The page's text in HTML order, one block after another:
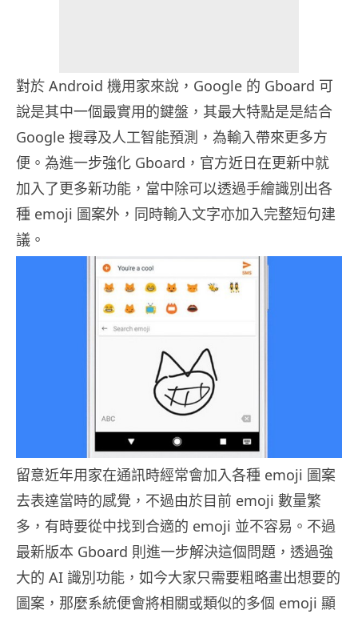
對於 Android 機用家來說，Google 的 Gboard 可
說是其中一個最實用的鍵盤，其最大特點是是結合
Google 搜尋及人工智能預測，為輸入帶來更多方
便。為進一步強化 Gboard，官方近日在更新中就
加入了更多新功能，當中除可以透過手繪識別出各
種 emoji 圖案外，同時輸入文字亦加入完整短句建
議。
留意近年用家在通訊時經常會加入各種 emoji 圖案
去表達當時的感覺，不過由於目前 emoji 數量繁
多，有時要從中找到合適的 emoji 並不容易。不過
最新版本 Gboard 則進一步解決這個問題，透過強
大的 AI 識別功能，如今大家只需要粗略畫出想要的
圖案，那麼系統便會將相關或類似的多個 emoji 顯